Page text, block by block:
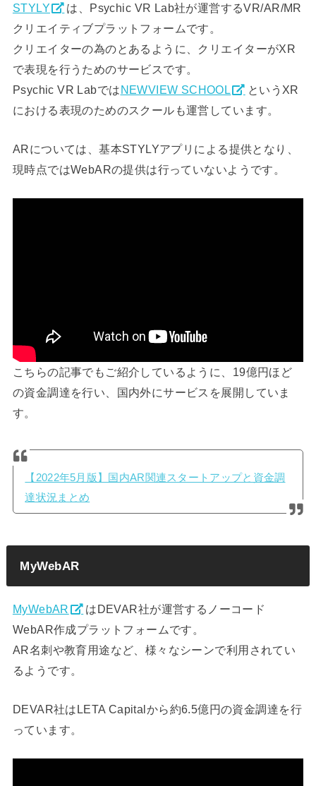
STYLY
は、Psychic VR Lab社が運営するVR/AR/MR
クリエイティブプラットフォームです。
クリエイターの為のとあるように、クリエイターがXR
で表現を行うためのサービスです。
Psychic VR LabではNEWVIEW SCHOOL
というXR
における表現のためのスクールも運営しています。
ARについては、基本STYLYアプリによる提供となり、
現時点ではWebARの提供は行っていないようです。
こちらの記事でもご紹介しているように、19億円ほど
の資金調達を行い、国内外にサービスを展開していま
す。
【2022年5月版】国内AR関連スタートアップと資金調
達状況まとめ
MyWebAR
MyWebAR
はDEVAR社が運営するノーコード
WebAR作成プラットフォームです。
AR名刺や教育用途など、様々なシーンで利用されてい
るようです。
DEVAR社はLETA Capitalから約6.5億円の資金調達を行
っています。